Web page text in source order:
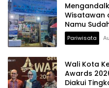
Wisatawan
Namu
Digital
Pariwisata
Wali Kota
Awards
Diakui